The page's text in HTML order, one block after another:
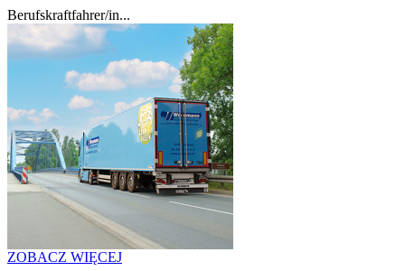
Berufskraftfahrer/in...
ZOBACZ WIĘCEJ